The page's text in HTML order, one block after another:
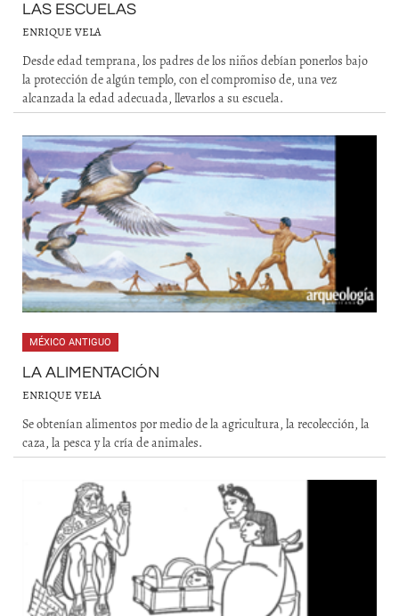
LAS ESCUELAS
ENRIQUE VELA
Desde edad temprana, los padres de los niños debían ponerlos bajo
la protección de algún templo, con el compromiso de, una vez
alcanzada la edad adecuada, llevarlos a su escuela.
MÉXICO ANTIGUO
LA ALIMENTACIÓN
ENRIQUE VELA
Se obtenían alimentos por medio de la agricultura, la recolección, la
caza, la pesca y la cría de animales.